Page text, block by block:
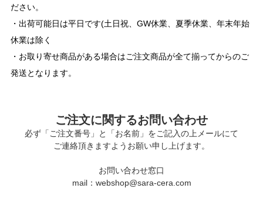
ださい。
・出荷可能日は平日です(土日祝、GW休業、夏季休業、年末年始
休業は除く
・お取り寄せ商品がある場合はご注文商品が全て揃ってからのご
発送となります。
ご注文に関するお問い合わせ
必ず「ご注文番号」と「お名前」をご記入の上メールにて
ご連絡頂きますようお願い申し上げます。
お問い合わせ窓口
mail：webshop@sara-cera.com